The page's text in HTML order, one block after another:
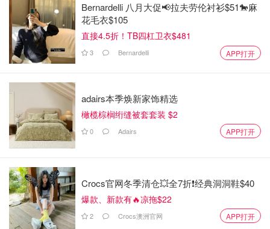
Bernardelli 八月大促📢拉夫劳伦衬衫$51🐎麻
花毛衣$105
直接4.5折！TB四杠卫衣$481
3 Bernardelli APP打开
adairs本季焕新家饰精选
橄榄棕榈绗缝被套套装 $2
0 Adairs APP打开
Crocs官网冬季清仓💥全7折❗经典洞洞鞋$40
爆款、新款有🔥凉拖$22
2 Crocs澳洲官网 APP打开